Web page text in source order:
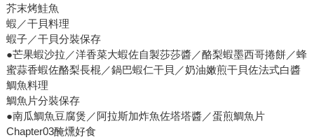
芥末烤鮭魚
蝦／干貝料理
蝦子／干貝分裝保存
●芒果蝦沙拉／洋香菜大蝦佐自製莎莎醬／酪梨蝦墨西哥捲餅／蜂
蜜蒜香蝦佐酪梨長棍／鍋巴蝦仁干貝／奶油嫩煎干貝佐法式白醬
鯛魚料理
鯛魚片分裝保存
●南瓜鯛魚豆腐煲／阿拉斯加炸魚佐塔塔醬／蛋煎鯛魚片
Chapter03醃燻好食